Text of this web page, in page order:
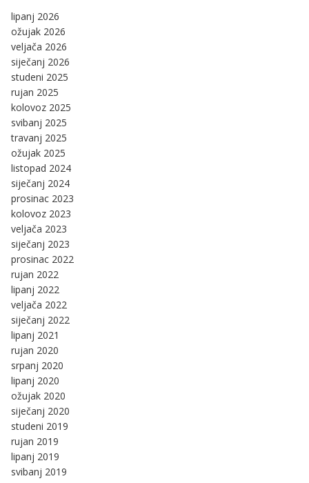
lipanj 2026
ožujak 2026
veljača 2026
siječanj 2026
studeni 2025
rujan 2025
kolovoz 2025
svibanj 2025
travanj 2025
ožujak 2025
listopad 2024
siječanj 2024
prosinac 2023
kolovoz 2023
veljača 2023
siječanj 2023
prosinac 2022
rujan 2022
lipanj 2022
veljača 2022
siječanj 2022
lipanj 2021
rujan 2020
srpanj 2020
lipanj 2020
ožujak 2020
siječanj 2020
studeni 2019
rujan 2019
lipanj 2019
svibanj 2019